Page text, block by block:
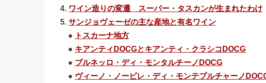
4. ワイン造りの変遷 スーパー・タスカンが生まれたわけ
5. サンジョヴェーゼの主な産地と有名ワイン
●
トスカーナ地方
● キアンティDOCGとキアンティ・クラシコDOCG
● ブルネッロ・ディ・モンタルチーノDOCG
● ヴィーノ・ノービレ・ディ・モンテプルチャーノ